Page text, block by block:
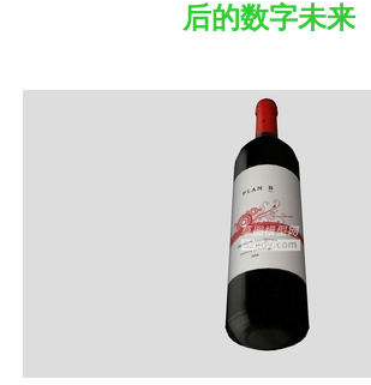
后的数字未来